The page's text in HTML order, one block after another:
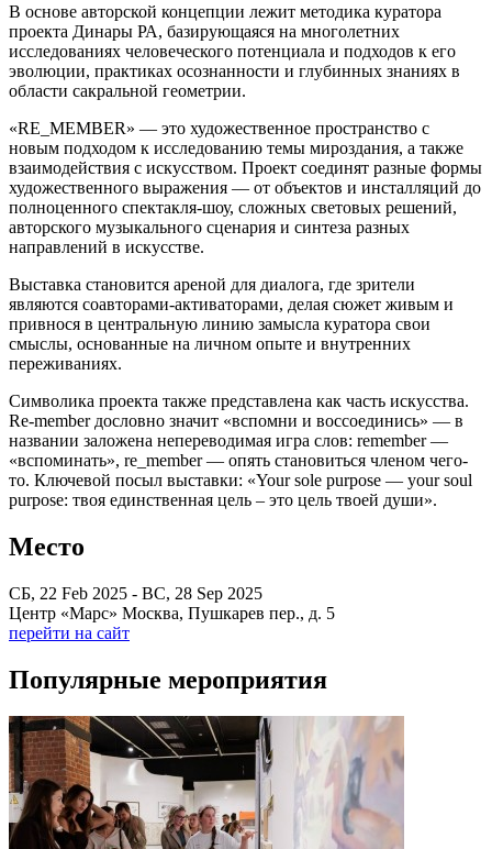
В основе авторской концепции лежит методика куратора
проекта Динары РА, базирующаяся на многолетних
исследованиях человеческого потенциала и подходов к его
эволюции, практиках осознанности и глубинных знаниях в
области сакральной геометрии.
«RE_MEMBER» — это художественное пространство с
новым подходом к исследованию темы мироздания, а также
взаимодействия с искусством. Проект соединят разные формы
художественного выражения — от объектов и инсталляций до
полноценного спектакля-шоу, сложных световых решений,
авторского музыкального сценария и синтеза разных
направлений в искусстве.
Выставка становится ареной для диалога, где зрители
являются соавторами-активаторами, делая сюжет живым и
привнося в центральную линию замысла куратора свои
смыслы, основанные на личном опыте и внутренних
переживаниях.
Символика проекта также представлена как часть искусства.
Re-member дословно значит «вспомни и воссоединись» — в
названии заложена непереводимая игра слов: remember —
«вспоминать», re_member — опять становиться членом чего-
то. Ключевой посыл выставки: «Your sole purpose — your soul
purpose: твоя единственная цель – это цель твоей души».
Место
СБ, 22 Feb 2025 - ВС, 28 Sep 2025
Центр «Марс» Москва, Пушкарев пер., д. 5
перейти на сайт
Популярные мероприятия